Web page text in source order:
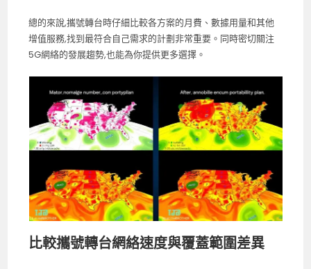
總的來說,攜號轉台時仔細比較各方案的月費、數據用量和其他
增值服務,找到最符合自己需求的計劃非常重要。同時密切關注
5G網絡的發展趨勢,也能為你提供更多選擇。
比較攜號轉台網絡速度與覆蓋範圍差異